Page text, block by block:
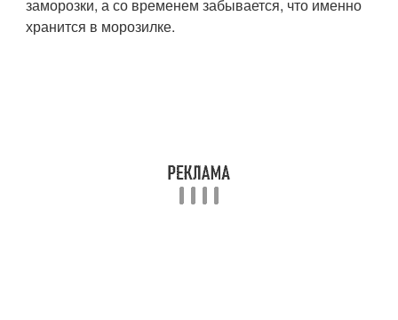
заморозки, а со временем забывается, что именно
хранится в морозилке.